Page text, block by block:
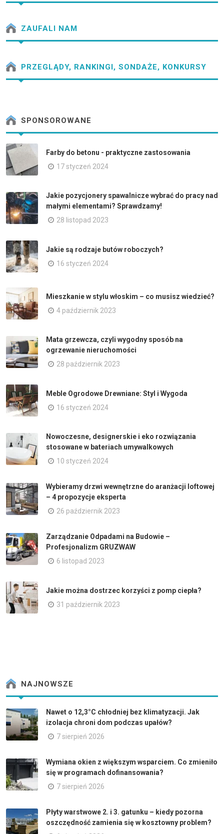
ZAUFALI NAM
PRZEGLĄDY, RANKINGI, SONDAŻE, KONKURSY
SPONSOROWANE
Farby do betonu - praktyczne zastosowania
17 styczeń 2024
Jakie pozycjonery spawalnicze wybrać do pracy nad
małymi elementami? Sprawdzamy!
28 listopad 2023
Jakie są rodzaje butów roboczych?
16 styczeń 2024
Mieszkanie w stylu włoskim – co musisz wiedzieć?
4 październik 2023
Mata grzewcza, czyli wygodny sposób na
ogrzewanie nieruchomości
28 październik 2023
Meble Ogrodowe Drewniane: Styl i Wygoda
16 styczeń 2024
Nowoczesne, designerskie i eko rozwiązania
stosowane w bateriach umywalkowych
10 styczeń 2024
Wybieramy drzwi wewnętrzne do aranżacji loftowej
– 4 propozycje eksperta
26 październik 2023
Zarządzanie Odpadami na Budowie –
Profesjonalizm GRUZWAW
6 listopad 2023
Jakie można dostrzec korzyści z pomp ciepła?
31 październik 2023
NAJNOWSZE
Nawet o 12,3°C chłodniej bez klimatyzacji. Jak
izolacja chroni dom podczas upałów?
7 sierpień 2026
Wymiana okien z większym wsparciem. Co zmieniło
się w programach dofinansowania?
7 sierpień 2026
Płyty warstwowe 2. i 3. gatunku – kiedy pozorna
oszczędność zamienia się w kosztowny problem?